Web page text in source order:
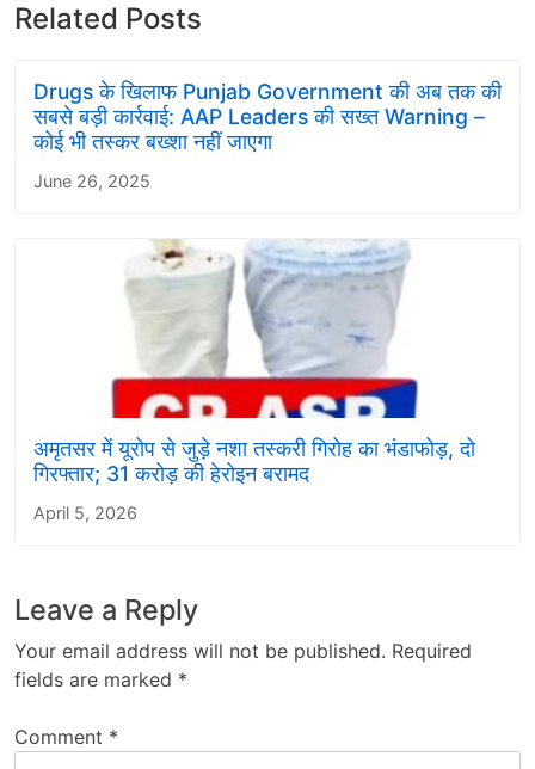
Related Posts
Drugs के खिलाफ Punjab Government की अब तक की
सबसे बड़ी कार्रवाई: AAP Leaders की सख्त Warning –
कोई भी तस्कर बख्शा नहीं जाएगा
June 26, 2025
अमृतसर में यूरोप से जुड़े नशा तस्करी गिरोह का भंडाफोड़, दो
गिरफ्तार; 31 करोड़ की हेरोइन बरामद
April 5, 2026
Leave a Reply
Your email address will not be published. Required
fields are marked *
Comment *